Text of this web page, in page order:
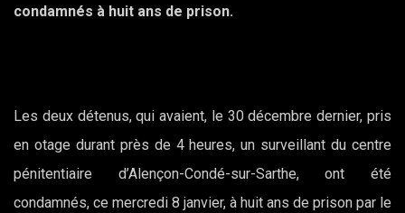
condamnés à huit ans de prison.
Les deux détenus, qui avaient, le 30 décembre dernier, pris
en otage durant près de 4 heures, un surveillant du centre
pénitentiaire d’Alençon-Condé-sur-Sarthe, ont été
condamnés, ce mercredi 8 janvier, à huit ans de prison par le